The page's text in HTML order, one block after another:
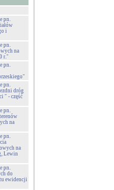
pn.
i
pn.
na
r."
pn.
pn.
dróg
" - część
pn.
na
pn.
na
Lewin
pn.
do
ewidencji